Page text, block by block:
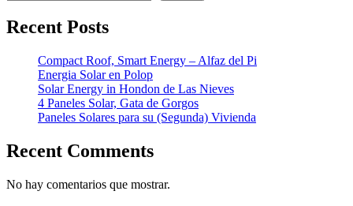
Recent Posts
Compact Roof, Smart Energy – Alfaz del Pi
Energia Solar en Polop
Solar Energy in Hondon de Las Nieves
4 Paneles Solar, Gata de Gorgos
Paneles Solares para su (Segunda) Vivienda
Recent Comments
No hay comentarios que mostrar.